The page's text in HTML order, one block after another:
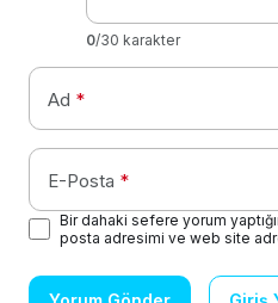
0/30 karakter
Ad *
E-Posta *
Bir dahaki sefere yorum
posta adresimi ve web site